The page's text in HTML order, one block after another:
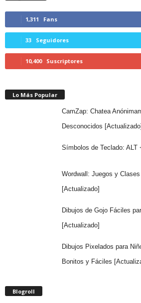
1,311 Fans
33 Seguidores
10,400 Suscriptores
Lo Más Popular
CamZap: Chatea
Desconocidos [Actualizado]
Símbolos de Teclado: ALT
Wordwall: Juegos y
[Actualizado]
Dibujos de Gojo Fáciles
[Actualizado]
Dibujos Pixelados para
Bonitos y Fáciles
Blogroll